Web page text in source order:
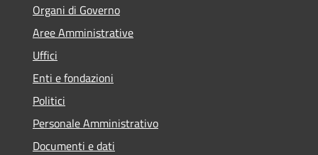
Organi di Governo
Aree Amministrative
Uffici
Enti e fondazioni
Politici
Personale Amministrativo
Documenti e dati